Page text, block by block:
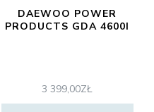
DAEWOO POWER
PRODUCTS GDA 4600I
3 399,00ZŁ